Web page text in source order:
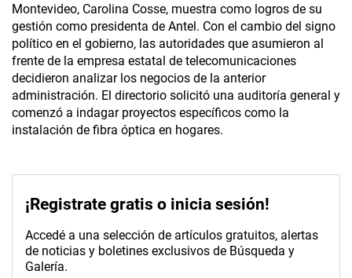
Montevideo, Carolina Cosse, muestra como logros de su
gestión como presidenta de Antel. Con el cambio del signo
político en el gobierno, las autoridades que asumieron al
frente de la empresa estatal de telecomunicaciones
decidieron analizar los negocios de la anterior
administración. El directorio solicitó una auditoría general y
comenzó a indagar proyectos específicos como la
instalación de fibra óptica en hogares.
¡Registrate gratis o inicia sesión!
Accedé a una selección de artículos gratuitos, alertas
de noticias y boletines exclusivos de Búsqueda y
Galería.